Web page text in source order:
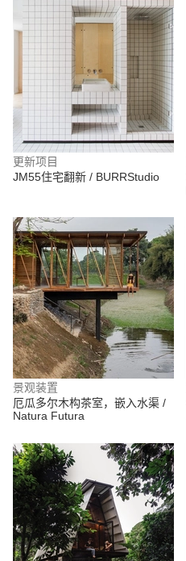
更新项目
JM55住宅翻新 / BURRStudio
景观装置
厄瓜多尔木构茶室，嵌入水渠 /
Natura Futura